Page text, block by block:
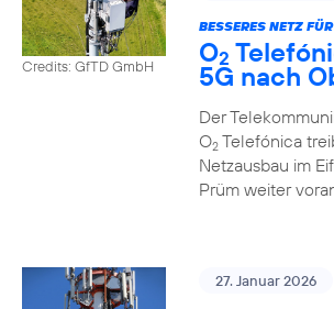
Credits: GfTD GmbH
BESSERES NETZ
O2
5G nach
Der
O2Telefónica
Netzausbau im
Prüm weiter
27. Januar 2026